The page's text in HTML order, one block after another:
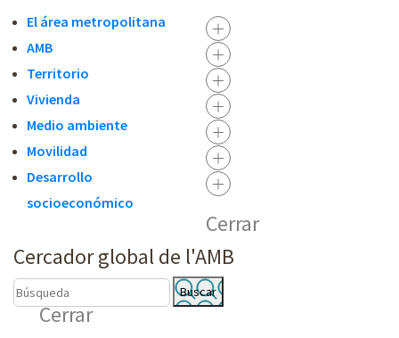
El área metropolitana
AMB
Territorio
Vivienda
Medio ambiente
Movilidad
Desarrollo
socioeconómico
Cerrar
Cercador global de l'AMB
B
B
Cerrar